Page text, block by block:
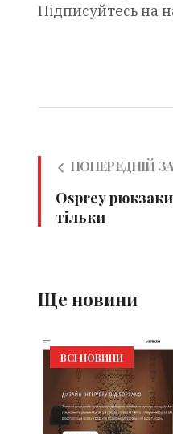
Підписуйтесь на
ПОПЕРЕДНІЙ
Osprey
тільки
Ще новини
ВСІ НОВИНИ